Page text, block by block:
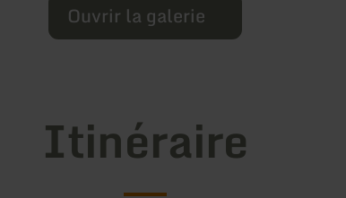
Ouvrir la galerie
Itinéraire